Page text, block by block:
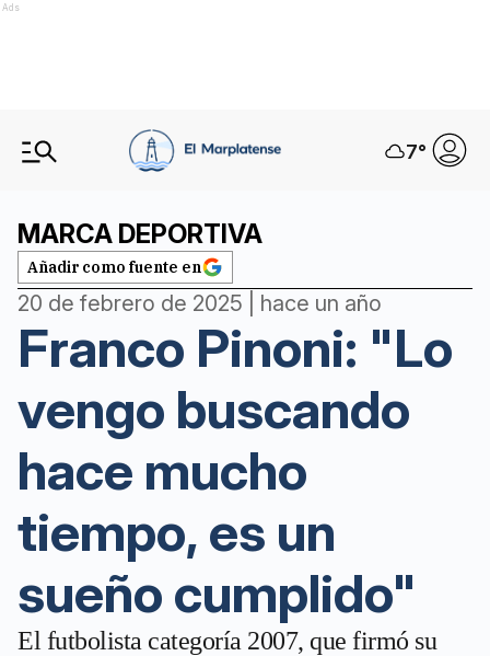
Ads
7°
MARCA DEPORTIVA
Añadir como fuente en
20 de febrero de 2025 | hace un año
Franco Pinoni: "Lo
vengo buscando
hace mucho
tiempo, es un
sueño cumplido"
El futbolista categoría 2007, que firmó su